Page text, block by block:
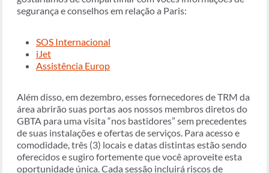
segurança e conselhos em relação a Paris:
SOS Internacional
iJet
Assistência Europ
Além disso, em dezembro, esses fornecedores de TRM da
área abrirão suas portas aos nossos membros diretos do
GBTA para uma visita “nos bastidores” sem precedentes
de suas instalações e ofertas de serviços. Para acesso e
comodidade, três (3) locais e datas distintas estão sendo
oferecidos e sugiro fortemente que você aproveite esta
oportunidade única. Cada sessão incluirá riscos de